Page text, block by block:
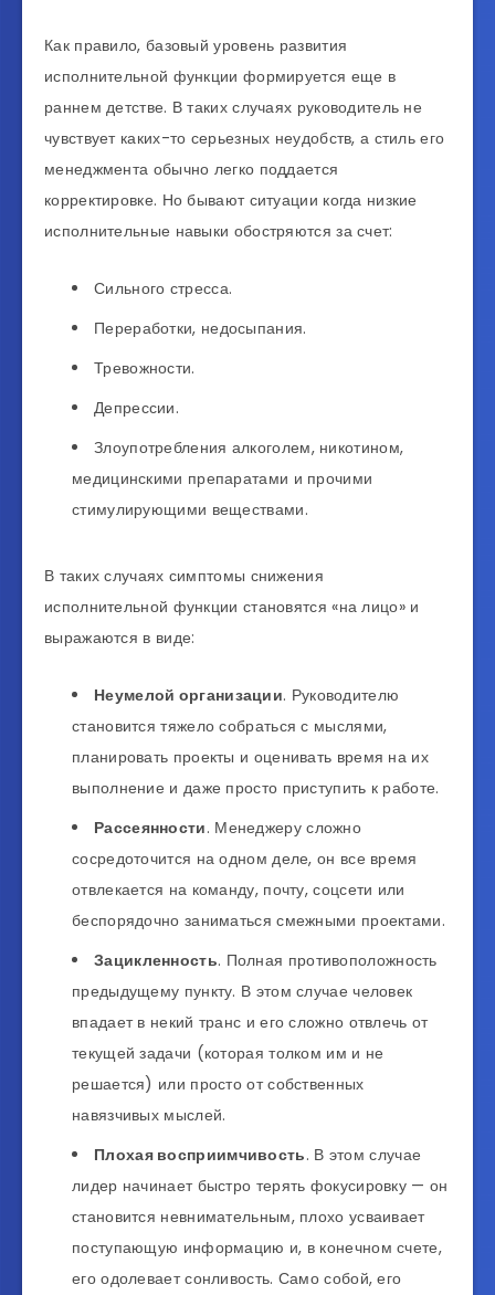
Как правило, базовый уровень развития
исполнительной функции формируется еще в
раннем детстве. В таких случаях руководитель не
чувствует каких-то серьезных неудобств, а стиль его
менеджмента обычно легко поддается
корректировке. Но бывают ситуации когда низкие
исполнительные навыки обостряются за счет:
Сильного стресса.
Переработки, недосыпания.
Тревожности.
Депрессии.
Злоупотребления алкоголем, никотином,
медицинскими препаратами и прочими
стимулирующими веществами.
В таких случаях симптомы снижения
исполнительной функции становятся «на лицо» и
выражаются в виде:
Неумелой организации. Руководителю
становится тяжело собраться с мыслями,
планировать проекты и оценивать время на их
выполнение и даже просто приступить к работе.
Рассеянности. Менеджеру сложно
сосредоточится на одном деле, он все время
отвлекается на команду, почту, соцсети или
беспорядочно заниматься смежными проектами.
Зацикленность. Полная противоположность
предыдущему пункту. В этом случае человек
впадает в некий транс и его сложно отвлечь от
текущей задачи (которая толком им и не
решается) или просто от собственных
навязчивых мыслей.
Плохая восприимчивость. В этом случае
лидер начинает быстро терять фокусировку — он
становится невнимательным, плохо усваивает
поступающую информацию и, в конечном счете,
его одолевает сонливость. Само собой, его